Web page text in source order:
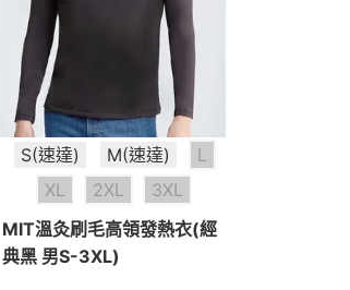
S(速達) M(速達)
L
XL
2XL
3XL
MIT溫灸刷毛高領發熱衣(經
典黑 男S-3XL)